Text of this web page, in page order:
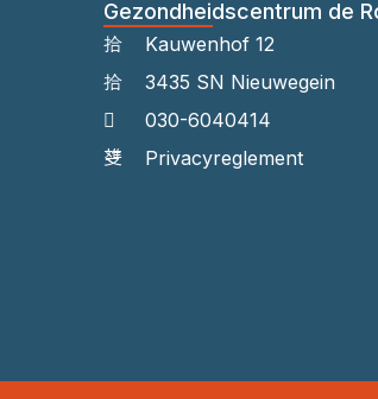
Gezondheidscentrum de
Kauwenhof 12
3435 SN Nieuwegein
030-6040414
Privacyreglement